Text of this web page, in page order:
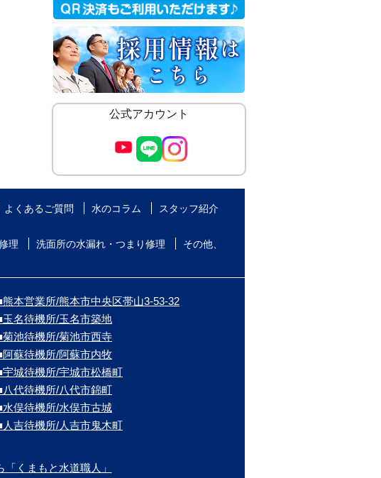
公式アカウント
よくあるご質問 水のコラム
スタッフ紹介
理 洗面所の水漏れ・つまり修理
その他、
熊本営業所/熊本市中央区帯山3-53-32
玉名待機所/玉名市築地
菊池待機所/菊池市西寺
阿蘇待機所/阿蘇市内牧
宇城待機所/宇城市松橋町
八代待機所/八代市錦町
水俣待機所/水俣市古城
人吉待機所/人吉市鬼木町
くまもと水道職人」